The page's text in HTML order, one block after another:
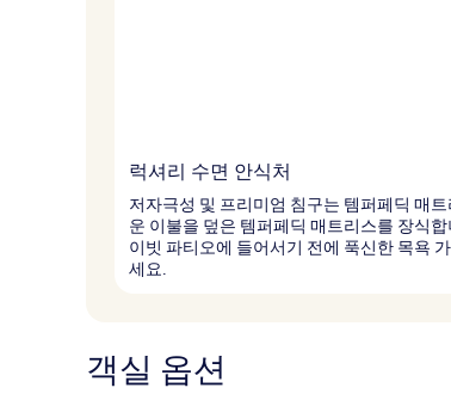
럭셔리 수면 안식처
저자극성 및 프리미엄 침구는 템퍼페딕 매
운 이불을 덮은 템퍼페딕 매트리스를 장식
이빗 파티오에 들어서기 전에 푹신한 목욕
세요.
객실 옵션